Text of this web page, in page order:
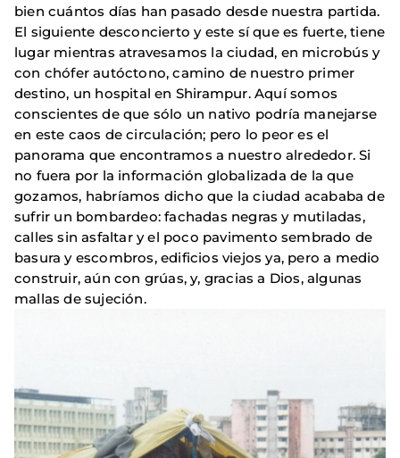
bien cuántos días han pasado desde nuestra partida.
El siguiente desconcierto y este sí que es fuerte, tiene
lugar mientras atravesamos la ciudad, en microbús y
con chófer autóctono, camino de nuestro primer
destino, un hospital en Shirampur. Aquí somos
conscientes de que sólo un nativo podría manejarse
en este caos de circulación; pero lo peor es el
panorama que encontramos a nuestro alrededor. Si
no fuera por la información globalizada de la que
gozamos, habríamos dicho que la ciudad acababa de
sufrir un bombardeo: fachadas negras y mutiladas,
calles sin asfaltar y el poco pavimento sembrado de
basura y escombros, edificios viejos ya, pero a medio
construir, aún con grúas, y, gracias a Dios, algunas
mallas de sujeción.